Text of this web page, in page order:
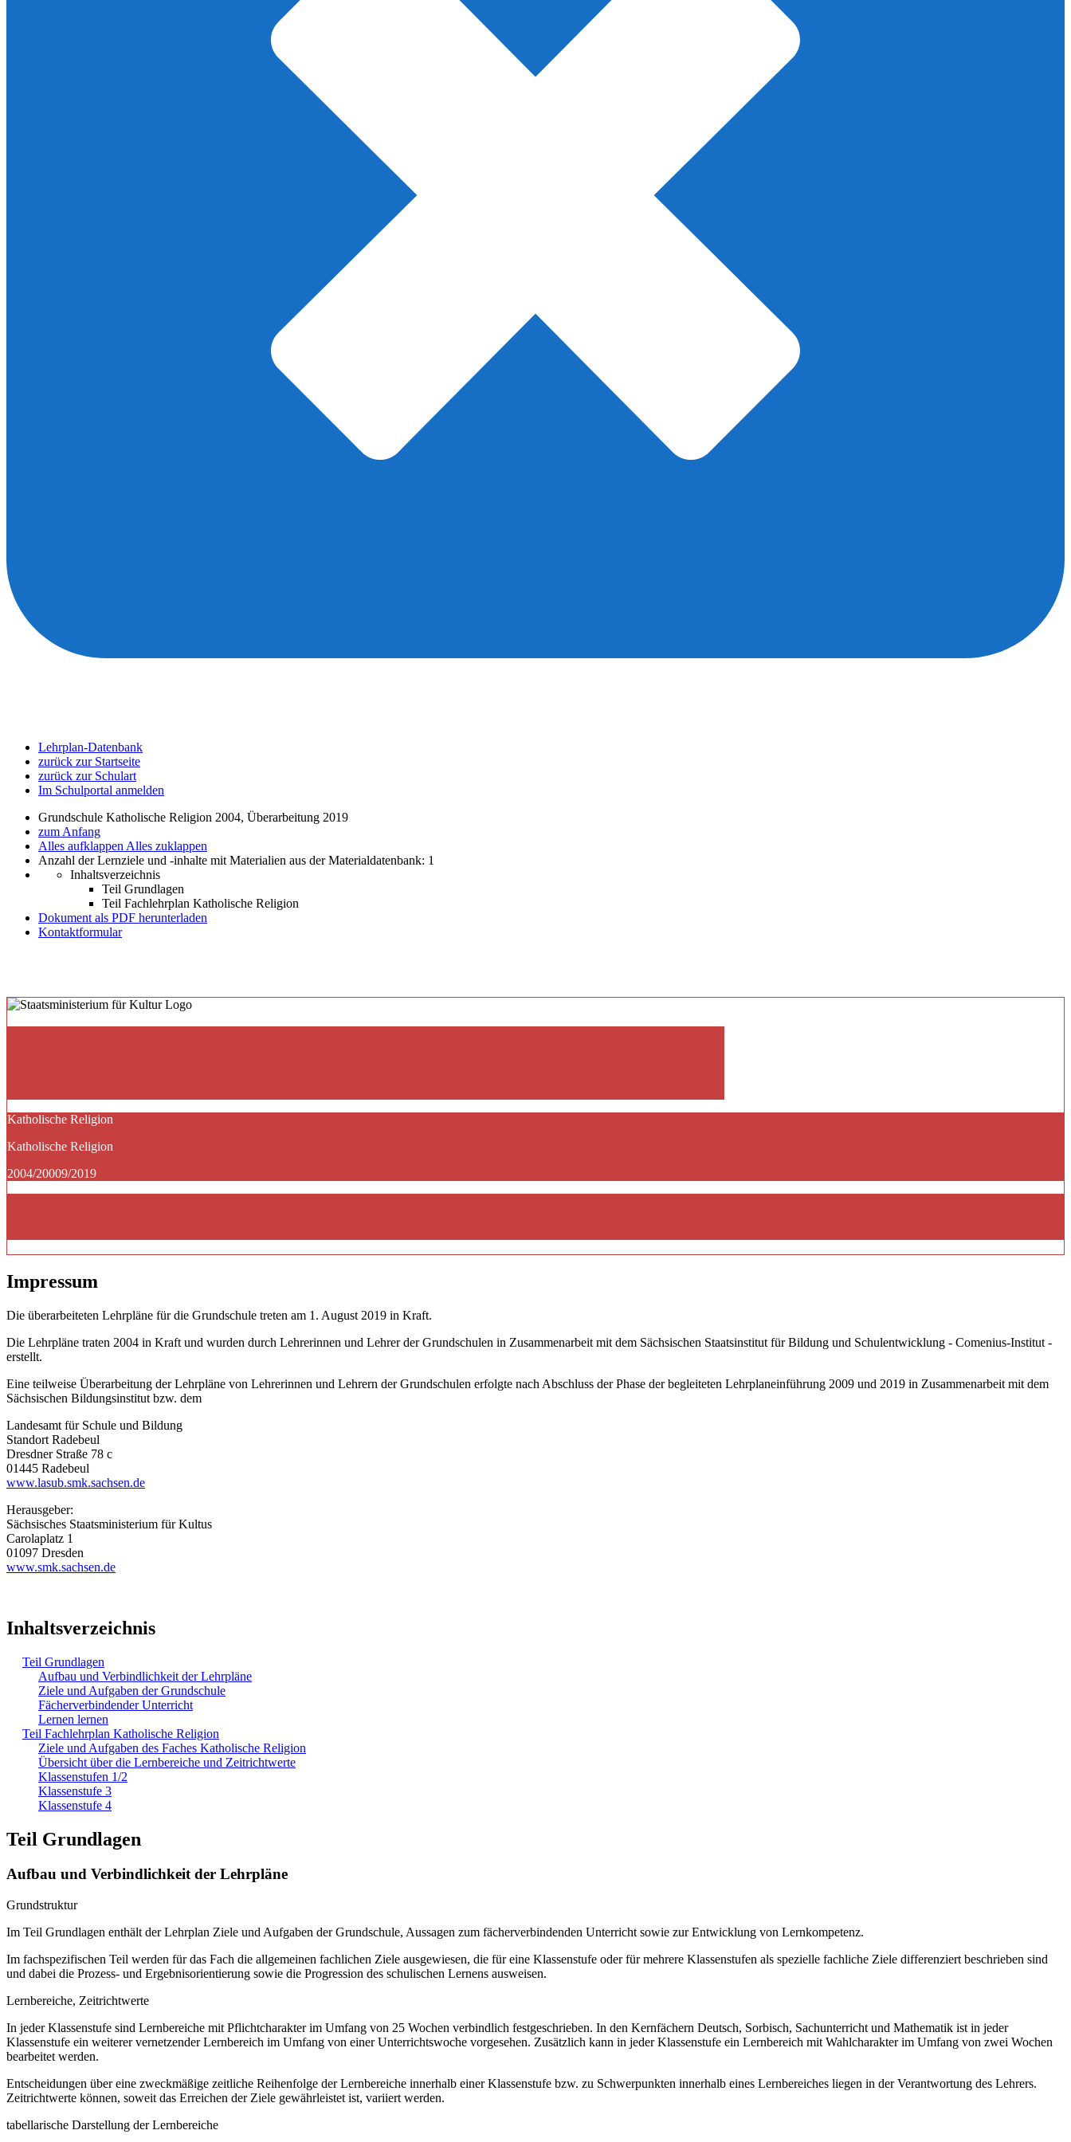
Lehrplan-Datenbank
zurück zur Startseite
zurück zur Schulart
Im Schulportal anmelden
Grundschule Katholische Religion 2004, Überarbeitung 2019
zum Anfang
Alles aufklappen Alles zuklappen
Anzahl der Lernziele und -inhalte mit Materialien aus der Materialdatenbank: 1
Inhaltsverzeichnis
Teil Grundlagen
Teil Fachlehrplan Katholische Religion
Dokument als PDF herunterladen
Kontaktformular
Katholische Religion
Katholische Religion
2004/20009/2019
Impressum
Die überarbeiteten Lehrpläne für die Grundschule treten am 1. August 2019 in Kraft.
Die Lehrpläne traten 2004 in Kraft und wurden durch Lehrerinnen und Lehrer der Grundschulen in Zusammenarbeit mit dem Sächsischen Staatsinstitut für Bildung und Schulentwicklung - Comenius-Institut -
erstellt.
Eine teilweise Überarbeitung der Lehrpläne von Lehrerinnen und Lehrern der Grundschulen erfolgte nach Abschluss der Phase der begleiteten Lehrplaneinführung 2009 und 2019 in Zusammenarbeit mit dem
Sächsischen Bildungsinstitut bzw. dem
Landesamt für Schule und Bildung
Standort Radebeul
Dresdner Straße 78 c
01445 Radebeul
www.lasub.smk.sachsen.de
Herausgeber:
Sächsisches Staatsministerium für Kultus
Carolaplatz 1
01097 Dresden
www.smk.sachsen.de
Inhaltsverzeichnis
Teil Grundlagen
Aufbau und Verbindlichkeit der Lehrpläne
Ziele und Aufgaben der Grundschule
Fächerverbindender Unterricht
Lernen lernen
Teil Fachlehrplan Katholische Religion
Ziele und Aufgaben des Faches Katholische Religion
Übersicht über die Lernbereiche und Zeitrichtwerte
Klassenstufen 1/2
Klassenstufe 3
Klassenstufe 4
Teil Grundlagen
Aufbau und Verbindlichkeit der Lehrpläne
Grundstruktur
Im Teil Grundlagen enthält der Lehrplan Ziele und Aufgaben der Grundschule, Aussagen zum fächerverbindenden Unterricht sowie zur Entwicklung von Lernkompetenz.
Im fachspezifischen Teil werden für das Fach die allgemeinen fachlichen Ziele ausgewiesen, die für eine Klassenstufe oder für mehrere Klassenstufen als spezielle fachliche Ziele differenziert beschrieben sind
und dabei die Prozess- und Ergebnisorientierung sowie die Progression des schulischen Lernens ausweisen.
Lernbereiche, Zeitrichtwerte
In jeder Klassenstufe sind Lernbereiche mit Pflichtcharakter im Umfang von 25 Wochen verbindlich festgeschrieben. In den Kernfächern Deutsch, Sorbisch, Sachunterricht und Mathematik ist in jeder
Klassenstufe ein weiterer vernetzender Lernbereich im Umfang von einer Unterrichtswoche vorgesehen. Zusätzlich kann in jeder Klassenstufe ein Lernbereich mit Wahlcharakter im Umfang von zwei Wochen
bearbeitet werden.
Entscheidungen über eine zweckmäßige zeitliche Reihenfolge der Lernbereiche innerhalb einer Klassenstufe bzw. zu Schwerpunkten innerhalb eines Lernbereiches liegen in der Verantwortung des Lehrers.
Zeitrichtwerte können, soweit das Erreichen der Ziele gewährleistet ist, variiert werden.
tabellarische Darstellung der Lernbereiche